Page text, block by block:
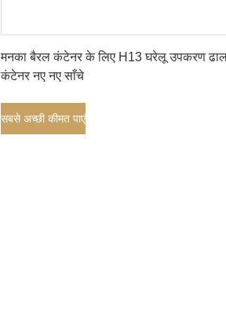
मनका बैरल कंटेनर के लिए H13 घरेलू उपकरण
कंटेनर नए नए साँचे
सबसे अच्छी कीमत पाएं